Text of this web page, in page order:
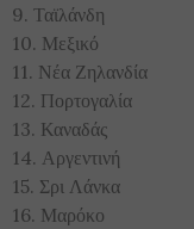
9. Ταϊλάνδη
10. Μεξικό
11. Νέα Ζηλανδία
12. Πορτογαλία
13. Καναδάς
14. Αργεντινή
15. Σρι Λάνκα
16. Μαρόκο